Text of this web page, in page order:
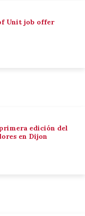
Unit job offer
edición del
en Dijon